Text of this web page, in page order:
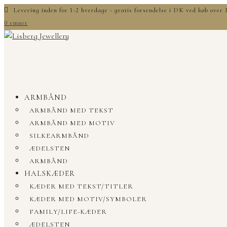
Levering inden for 1-2 hverdage - gratis forsendelse i DK ved køb
0 emner
ARMBÅND
ARMBÅND MED TEKST
ARMBÅND MED MOTIV
SILKEARMBÅND
ÆDELSTEN
ARMBÅND
HALSKÆDER
KÆDER MED TEKST/TITLER
KÆDER MED MOTIV/SYMBOLER
FAMILY/LIFE-KÆDER
ÆDELSTEN